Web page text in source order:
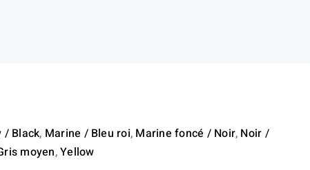
/ Black, Marine / Bleu roi, Marine foncé / Noir, Noir /
moyen,Yellow